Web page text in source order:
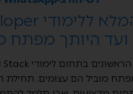
היותך מפתח